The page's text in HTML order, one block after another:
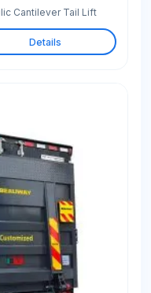
Cantilever Tail Lift
Details